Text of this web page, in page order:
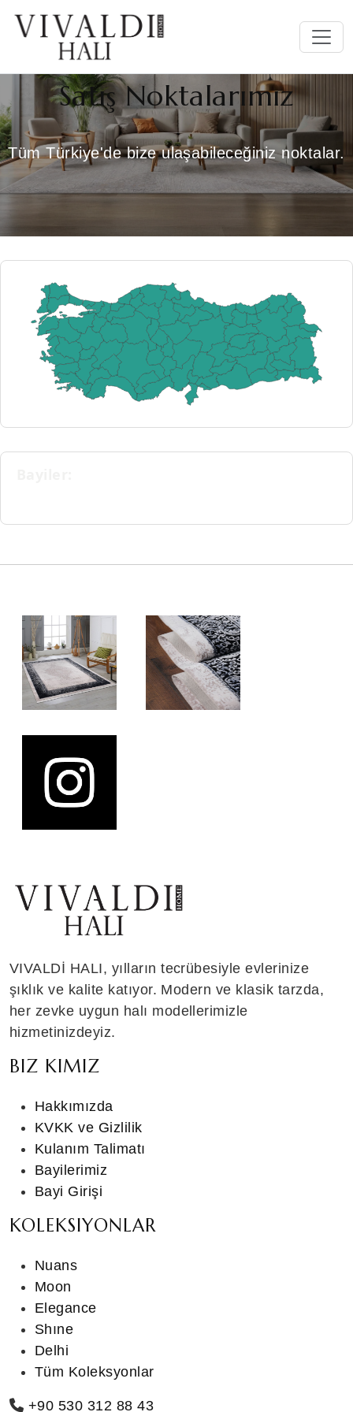
Satış Noktalarımız
Tüm Türkiye'de bize ulaşabileceğiniz noktalar.
VIVALDİ HALI, yılların tecrübesiyle evlerinize
şıklık ve kalite katıyor. Modern ve klasik tarzda,
her zevke uygun halı modellerimizle
hizmetinizdeyiz.
BIZ KIMIZ
Hakkımızda
KVKK ve Gizlilik
Kulanım Talimatı
Bayilerimiz
Bayi Girişi
KOLEKSIYONLAR
Nuans
Moon
Elegance
Shıne
Delhi
Tüm Koleksyonlar
+90 530 312 88 43